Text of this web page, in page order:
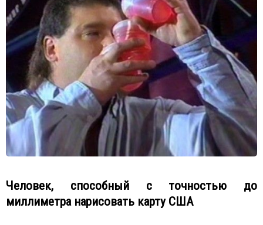
Человек, способный с точностью до
миллиметра нарисовать карту США